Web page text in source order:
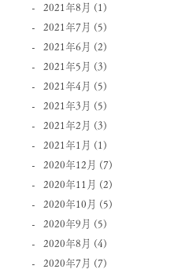
2021年8月 (1)
2021年7月 (5)
2021年6月 (2)
2021年5月 (3)
2021年4月 (5)
2021年3月 (5)
2021年2月 (3)
2021年1月 (1)
2020年12月 (7)
2020年11月 (2)
2020年10月 (5)
2020年9月 (5)
2020年8月 (4)
2020年7月 (7)